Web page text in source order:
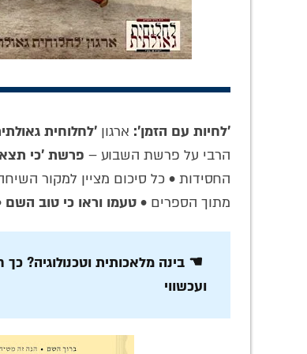
'לחיות עם הזמן': ארגון 'לחלוחית
הרבי על פרשת השבוע – פרשת 'כי
החסידות • כל סיכום מציין למקור
מתוך הספרים • טעמו וראו כי טוב השם
☚ בינה מלאכותית וטכנולוגיה?
ועכשווי
מתיקות 'שער היחוד
והאמונה': לומדים
תניא עם המשפיע
הרב ארנשטיין ע"ה •
האזינו
איך הופכים תפילה
לאש? התוועדות
סוחפת על 'עבודה
פנימית' עם הרב
שטיינזלץ ע"ה • צפו